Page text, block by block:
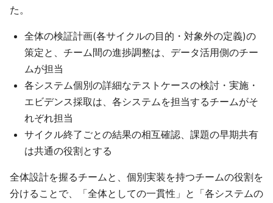
た。
全体の検証計画(各サイクルの目的・対象外の定義)の
策定と、チーム間の進捗調整は、データ活用側のチー
ムが担当
各システム個別の詳細なテストケースの検討・実施・
エビデンス採取は、各システムを担当するチームがそ
れぞれ担当
サイクル終了ごとの結果の相互確認、課題の早期共有
は共通の役割とする
全体設計を握るチームと、個別実装を持つチームの役割を
分けることで、「全体としての一貫性」と「各システムの